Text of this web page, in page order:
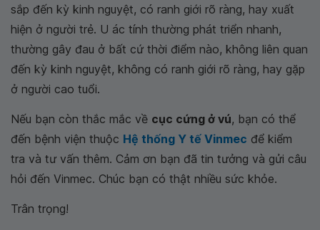
sắp đến kỳ kinh nguyệt, có ranh giới rõ ràng, hay xuất
hiện ở người trẻ. U ác tính thường phát triển nhanh,
thường gây đau ở bất cứ thời điểm nào, không liên quan
đến kỳ kinh nguyệt, không có ranh giới rõ ràng, hay gặp
ở người cao tuổi.
Nếu bạn còn thắc mắc về cục cứng ở vú, bạn có thể
đến bệnh viện thuộc Hệ thống Y tế Vinmec để kiểm
tra và tư vấn thêm. Cảm ơn bạn đã tin tưởng và gửi câu
hỏi đến Vinmec. Chúc bạn có thật nhiều sức khỏe.
Trân trọng!